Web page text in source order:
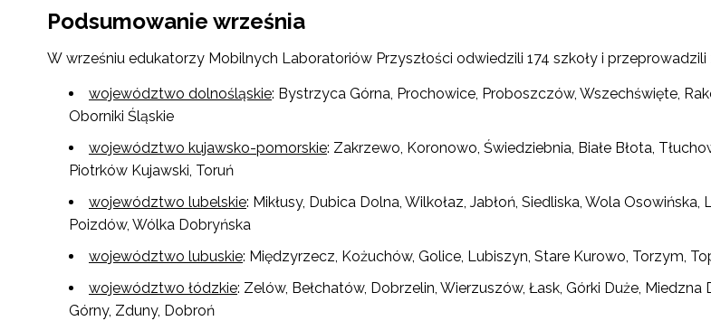
Podsumowanie września
W wrześniu edukatorzy Mobilnych Laboratoriów Przyszłości odwiedzili 174 szkoły i
województwo dolnośląskie: Bystrzyca Górna, Prochowice, Proboszczów, Wszechświęte,
Oborniki Śląskie
województwo kujawsko-pomorskie: Zakrzewo, Koronowo, Świedziebnia, Białe Błota,
Piotrków Kujawski, Toruń
województwo lubelskie: Mikłusy, Dubica Dolna, Wilkołaz, Jabłoń, Siedliska, Wola
Poizdów, Wólka Dobryńska
województwo lubuskie: Międzyrzecz, Kożuchów, Golice, Lubiszyn, Stare Kurowo, Torzym,
województwo łódzkie: Zelów, Bełchatów, Dobrzelin, Wierzuszów, Łask, Górki Duże,
Górny, Zduny, Dobroń